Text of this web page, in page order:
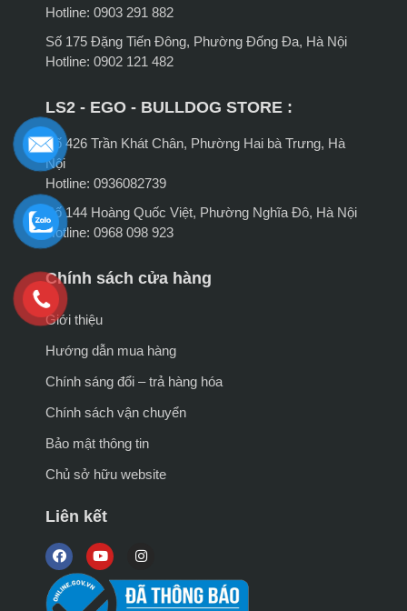
Hotline: 0903 291 882
Số 175 Đặng Tiến Đông, Phường Đống Đa, Hà Nội
Hotline: 0902 121 482
LS2 - EGO - BULLDOG STORE :
Số 426 Trần Khát Chân, Phường Hai bà Trưng, Hà
Nội
Hotline: 0936082739
Số 144 Hoàng Quốc Việt, Phường Nghĩa Đô, Hà Nội
Hotline: 0968 098 923
Chính sách cửa hàng
Giới thiệu
Hướng dẫn mua hàng
Chính sáng đổi – trả hàng hóa
Chính sách vận chuyển
Bảo mật thông tin
Chủ sở hữu website
Liên kết